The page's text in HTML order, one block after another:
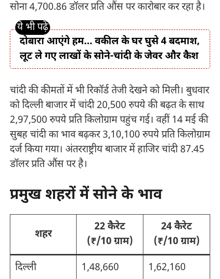
सोना 4,700.86 डॉलर प्रति औंस पर कारोबार कर रहा है।
दोबारा आएंगे हम… वकील के घर घुसे 4 बदमाश,
लूट ले गए लाखों के सोने-चांदी के जेवर और कैश
चांदी की कीमतों में भी रिकॉर्ड तेजी देखने को मिली। बुधवार
को दिल्ली बाजार में चांदी 20,500 रुपये की बढ़त के साथ
2,97,500 रुपये प्रति किलोग्राम पहुंच गई। वहीं 14 मई की
सुबह चांदी का भाव बढ़कर 3,10,100 रुपये प्रति किलोग्राम
दर्ज किया गया। अंतरराष्ट्रीय बाजार में हाजिर चांदी 87.45
डॉलर प्रति औंस पर है।
प्रमुख शहरों में सोने के भाव
शहर
22 कैरेट
(₹/10 ग्राम)
24 कैरेट
(₹/10 ग्राम)
दिल्ली 1,48,660
1,62,160